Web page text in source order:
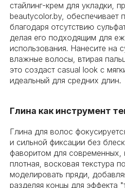
стайлинг-крем для укладки,
beautycolor.by,
благодаря отсутствию
делая его подходящим для
использования. Нанесите на
влажные волосы, втирая
это создаст casual look с
идеальный для средних длин.
Глина как инструмент
Глина для волос
и сильной фиксации без
фаворитом для современных,
плотная, восковая текстура
моделировать пряди,
разделяя концы для эффекта